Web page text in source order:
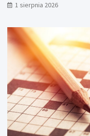
1 sierpnia 2026